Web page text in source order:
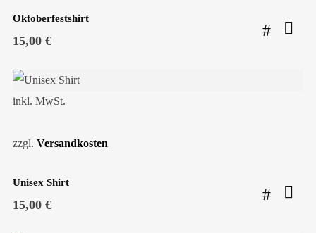
Oktoberfestshirt
15,00 €
inkl. MwSt.
zzgl. Versandkosten
Unisex Shirt
15,00 €